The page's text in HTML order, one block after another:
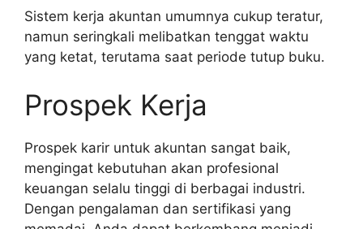
Sistem kerja akuntan umumnya cukup teratur,
namun seringkali melibatkan tenggat waktu
yang ketat, terutama saat periode tutup buku.
Prospek Kerja
Prospek karir untuk akuntan sangat baik,
mengingat kebutuhan akan profesional
keuangan selalu tinggi di berbagai industri.
Dengan pengalaman dan sertifikasi yang